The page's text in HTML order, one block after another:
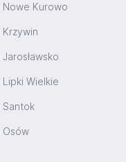
Nowe Kurowo
Krzywin
Lipki Wielkie
Santok
Osów